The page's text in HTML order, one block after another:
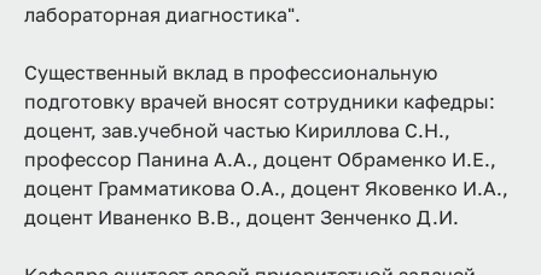
лабораторная диагностика".
Существенный вклад в профессиональную
подготовку врачей вносят сотрудники кафедры:
доцент, зав.учебной частью Кириллова С.Н.,
профессор Панина А.А., доцент Обраменко И.Е.,
доцент Грамматикова О.А., доцент Яковенко И.А.,
доцент Иваненко В.В., доцент Зенченко Д.И.